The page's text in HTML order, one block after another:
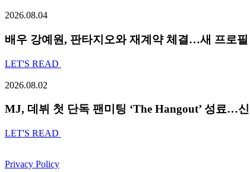
2026.08.04
배우 강예원, 판타지오와 재계약 체결…새 프로
LET'S READ
2026.08.02
MJ, 데뷔 첫 단독 팬미팅 ‘The Hangout’ 성료…
LET'S READ
Privacy Policy